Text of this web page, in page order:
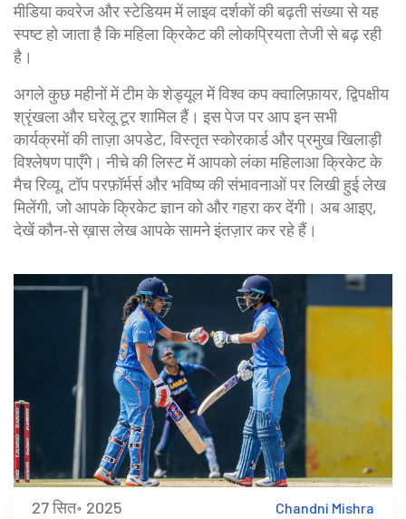
मीडिया कवरेज और स्टेडियम में लाइव दर्शकों की बढ़ती संख्या से यह
स्पष्ट हो जाता है कि महिला क्रिकेट की लोकप्रियता तेजी से बढ़ रही
है।
अगले कुछ महीनों में टीम के शेड्यूल में विश्व कप क्वालिफ़ायर, द्विपक्षीय
श्रृंखला और घरेलू टूर शामिल हैं। इस पेज पर आप इन सभी
कार्यक्रमों की ताज़ा अपडेट, विस्तृत स्कोरकार्ड और प्रमुख खिलाड़ी
विश्लेषण पाएँगे। नीचे की लिस्ट में आपको लंका महिलाआ क्रिकेट के
मैच रिव्यू, टॉप परफ़ॉर्मर्स और भविष्य की संभावनाओं पर लिखी हुई लेख
मिलेंगी, जो आपके क्रिकेट ज्ञान को और गहरा कर देंगी। अब आइए,
देखें कौन‑से ख़ास लेख आपके सामने इंतज़ार कर रहे हैं।
27 सित॰ 2025 Chandni Mishra